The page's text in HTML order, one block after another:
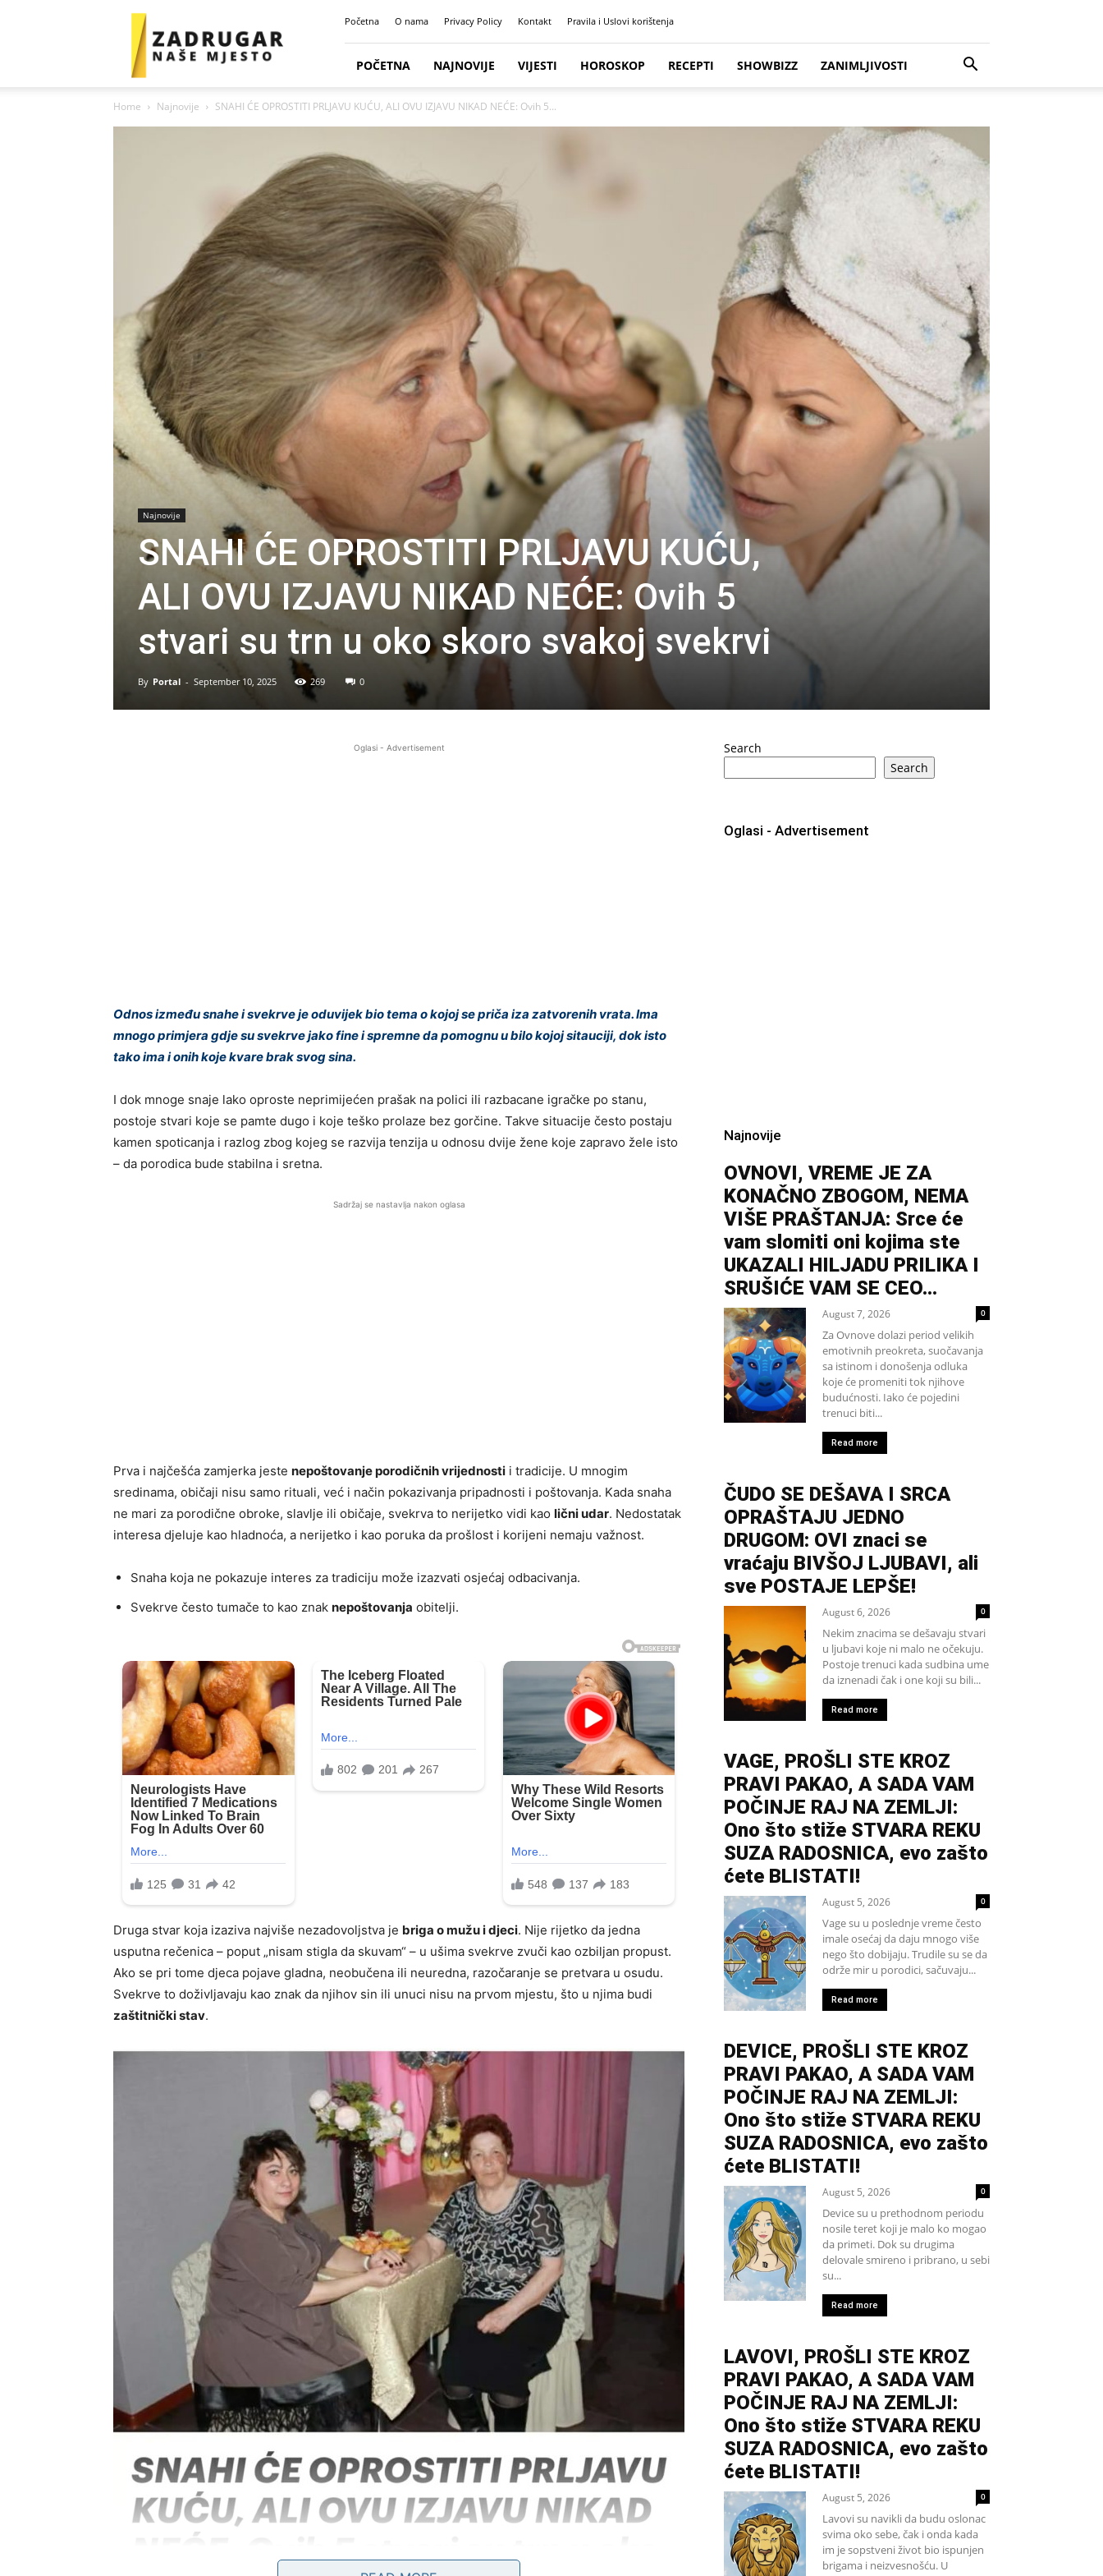
Zadrugar
Početna O nama Privacy Policy Kontakt Pravila i Uslovi korištenja
POČETNA NAJNOVIJE VIJESTI HOROSKOP RECEPTI SHOWBIZZ ZANIMLJIVOSTI
Home Najnovije SNAHI ĆE OPROSTITI PRLJAVU KUĆU, ALI OVU IZJAVU NIKAD NEĆE: Ovih 5...
Najnovije
SNAHI ĆE OPROSTITI PRLJAVU KUĆU,
ALI OVU IZJAVU NIKAD NEĆE: Ovih 5
stvari su trn u oko skoro svakoj svekrvi
By Portal - September 10, 2025 269 0
Oglasi - Advertisement
Odnos između snahe i svekrve je oduvijek bio tema o kojoj se priča iza zatvorenih vrata. Ima
mnogo primjera gdje su svekrve jako fine i spremne da pomognu u bilo kojoj sitauciji, dok isto
tako ima i onih koje kvare brak svog sina.
I dok mnoge snaje lako oproste neprimijećen prašak na polici ili razbacane igračke po stanu,
postoje stvari koje se pamte dugo i koje teško prolaze bez gorčine. Takve situacije često postaju
kamen spoticanja i razlog zbog kojeg se razvija tenzija u odnosu dvije žene koje zapravo žele isto
– da porodica bude stabilna i sretna.
Sadržaj se nastavlja nakon oglasa
Prva i najčešća zamjerka jeste nepoštovanje porodičnih vrijednosti i tradicije. U mnogim
sredinama, običaji nisu samo rituali, već i način pokazivanja pripadnosti i poštovanja. Kada snaha
ne mari za porodične obroke, slavlje ili običaje, svekrva to nerijetko vidi kao lični udar. Nedostatak
interesa djeluje kao hladnoća, a nerijetko i kao poruka da prošlost i korijeni nemaju važnost.
Snaha koja ne pokazuje interes za tradiciju može izazvati osjećaj odbacivanja.
Svekrve često tumače to kao znak nepoštovanja obitelji.
Druga stvar koja izaziva najviše nezadovoljstva je briga o mužu i djeci. Nije rijetko da jedna
usputna rečenica – poput „nisam stigla da skuvam“ – u ušima svekrve zvuči kao ozbiljan propust.
Ako se pri tome djeca pojave gladna, neobučena ili neuredna, razočaranje se pretvara u osudu.
Svekrve to doživljavaju kao znak da njihov sin ili unuci nisu na prvom mjestu, što u njima budi
zaštitnički stav.
Search
Search
Oglasi - Advertisement
Najnovije
OVNOVI, VREME JE ZA
KONAČNO ZBOGOM, NEMA
VIŠE PRAŠTANJA: Srce će
vam slomiti oni kojima ste
UKAZALI HILJADU PRILIKA I
SRUŠIĆE VAM SE CEO...
August 7, 2026 0
Za Ovnove dolazi period velikih
emotivnih preokreta, suočavanja
sa istinom i donošenja odluka
koje će promeniti tok njihove
budućnosti. Iako će pojedini
trenuci biti...
Read more
ČUDO SE DEŠAVA I SRCA
OPRAŠTAJU JEDNO
DRUGOM: OVI znaci se
vraćaju BIVŠOJ LJUBAVI, ali
sve POSTAJE LEPŠE!
August 6, 2026 0
Nekim znacima se dešavaju stvari
u ljubavi koje ni malo ne očekuju.
Postoje trenuci kada sudbina ume
da iznenadi čak i one koji su bili...
Read more
VAGE, PROŠLI STE KROZ
PRAVI PAKAO, A SADA VAM
POČINJE RAJ NA ZEMLJI:
Ono što stiže STVARA REKU
SUZA RADOSNICA, evo zašto
ćete BLISTATI!
August 5, 2026 0
Vage su u poslednje vreme često
imale osećaj da daju mnogo više
nego što dobijaju. Trudile su se da
održe mir u porodici, sačuvaju...
Read more
DEVICE, PROŠLI STE KROZ
PRAVI PAKAO, A SADA VAM
POČINJE RAJ NA ZEMLJI:
Ono što stiže STVARA REKU
SUZA RADOSNICA, evo zašto
ćete BLISTATI!
August 5, 2026 0
Device su u prethodnom periodu
nosile teret koji je malo ko mogao
da primeti. Dok su drugima
delovale smireno i pribrano, u sebi
su...
Read more
LAVOVI, PROŠLI STE KROZ
PRAVI PAKAO, A SADA VAM
POČINJE RAJ NA ZEMLJI:
Ono što stiže STVARA REKU
SUZA RADOSNICA, evo zašto
ćete BLISTATI!
August 5, 2026 0
Lavovi su navikli da budu oslonac
svima oko sebe, čak i onda kada
im je sopstveni život bio ispunjen
brigama i neizvesnošću. U